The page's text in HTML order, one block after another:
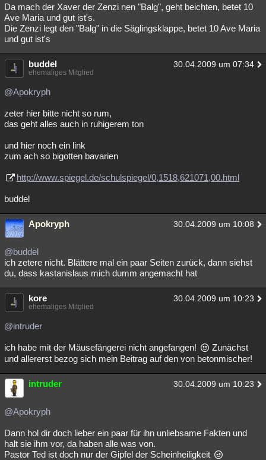
Da mach der Xaver der Zenzi nen "Balg", geht beichten, betet 10
Ave Maria und gut ist's.
Die Zenzi legt den "Balg" in die Säglingsklappe, betet 10 Ave Maria
und gut ist's
buddel 30.04.2009 um 07:34
ehemaliges Mitglied
@Apokryph
zeter hier bitte nicht so rum,
das geht alles auch in ruhigerem ton
und hier noch ein link
zum ach so bigotten bavarien
http://www.spiegel.de/schulspiegel/0,1518,621071,00.html
buddel
Apokryph 30.04.2009 um 10:08
@buddel
ich zetere nicht. Blättere mal ein paar Seiten zurück, dann siehst
du, dass kastanislaus mich dumm angemacht hat
kore 30.04.2009 um 10:23
ehemaliges Mitglied
@intruder
ich habe mit der Mäusefängerei nicht angefangen!
Zunächst
und allererst bezog sich mein Beitrag auf den von betonmischer!
intruder 30.04.2009 um 10:23
@Apokryph
Dann hol dir doch lieber ein paar für ihn unliebsame Fakten und
halt sie ihm vor, da haben alle was von.
Pastor Ted ist doch nur der Gipfel der Scheinheiligkeit